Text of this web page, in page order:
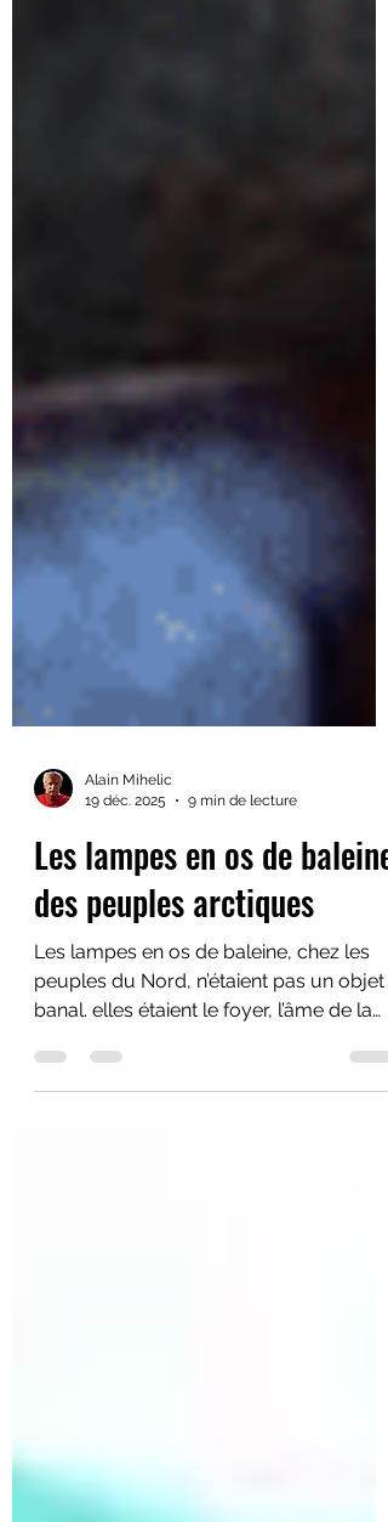
19 déc. 2025
9 min de lecture
Les lampes en os de baleine
des peuples arctiques
Les lampes en os de baleine, chez les
peuples du Nord, n’étaient pas un objet
banal. elles étaient le foyer, l’âme de la
maison, le gardien silencieux qui veillait